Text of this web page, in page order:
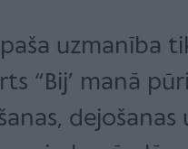
uzmanība
“Bij’ manā